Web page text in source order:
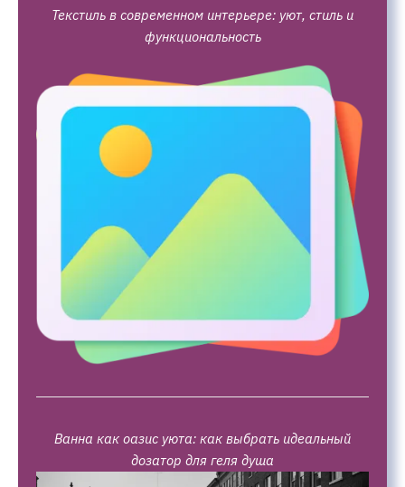
Текстиль в современном интерьере: уют, стиль и
функциональность
Ванна как оазис уюта: как выбрать идеальный
дозатор для геля душа